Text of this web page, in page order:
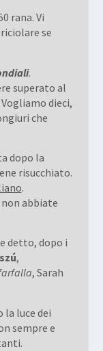
rana. Vi
se
.
superato al
Vogliamo dieci,
che
dopo la
risucchiato.
.
abbiate
detto, dopo i
,
, Sarah
la luce dei
sempre e